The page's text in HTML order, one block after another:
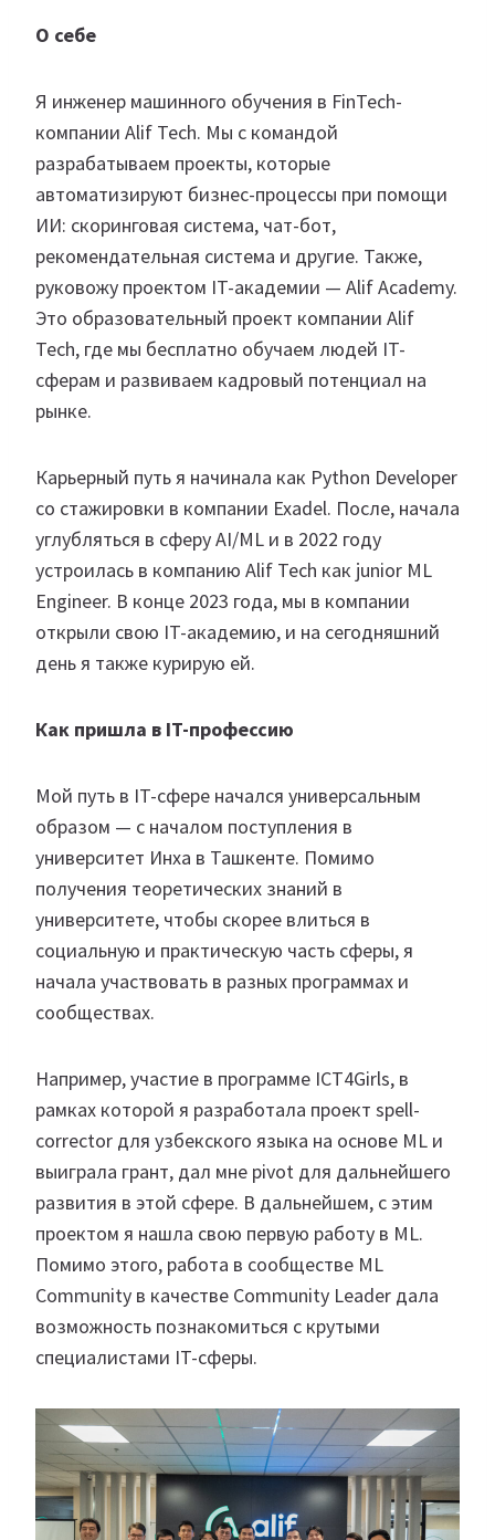
О себе
Я инженер машинного обучения в FinTech-
компании Alif Tech. Мы с командой
разрабатываем проекты, которые
автоматизируют бизнес-процессы при помощи
ИИ: скоринговая система, чат-бот,
рекомендательная система и другие. Также,
руковожу проектом IT-академии — Alif Academy.
Это образовательный проект компании Alif
Tech, где мы бесплатно обучаем людей IT-
сферам и развиваем кадровый потенциал на
рынке.
Карьерный путь я начинала как Python Developer
со стажировки в компании Exadel. После, начала
углубляться в сферу AI/ML и в 2022 году
устроилась в компанию Alif Tech как junior ML
Engineer. В конце 2023 года, мы в компании
открыли свою IT-академию, и на сегодняшний
день я также курирую ей.
Как пришла в IT-профессию
Мой путь в IT-сфере начался универсальным
образом — с началом поступления в
университет Инха в Ташкенте. Помимо
получения теоретических знаний в
университете, чтобы скорее влиться в
социальную и практическую часть сферы, я
начала участвовать в разных программах и
сообществах.
Например, участие в программе ICT4Girls, в
рамках которой я разработала проект spell-
corrector для узбекского языка на основе ML и
выиграла грант, дал мне pivot для дальнейшего
развития в этой сфере. В дальнейшем, с этим
проектом я нашла свою первую работу в ML.
Помимо этого, работа в сообществе ML
Community в качестве Community Leader дала
возможность познакомиться с крутыми
специалистами IT-сферы.